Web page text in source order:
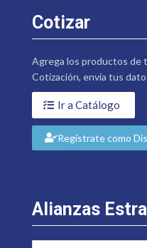
Cotizar
Agrega los productos de
Cotización, envía tus
Ir a Catálogo
Regístrate como
Alianzas